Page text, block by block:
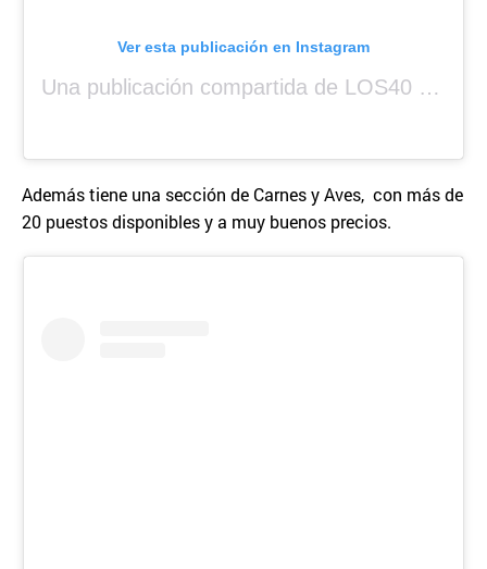
Ver esta publicación en Instagram
Una publicación compartida de LOS40 Panamá 🇵🇦 🎙️🎶 (@los40panama)
Además tiene una sección de Carnes y Aves, con más de
20 puestos disponibles y a muy buenos precios.